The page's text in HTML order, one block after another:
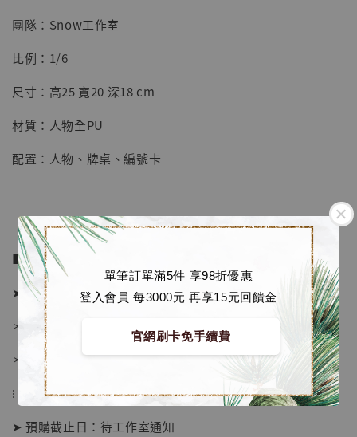
單筆訂單滿5件 享98折優惠
登入會員 每3000元 再享15元回饋金
官網刷卡免手續費
NT$ 4,280
NT$ 5,580
團隊：Snow工作室
比例：1/6
尺寸：高25 寬20 深18 cm
材質：人物全PU
配置：人物、牌桌、編號卡
──────────────
■ 販售資訊 (NT$)：
➤ 價格 6080元 (訂金2980)
＊ 國際運費另計
＊ 刷卡免手續費
⁝
➤ 預購截止日：待工作室通知